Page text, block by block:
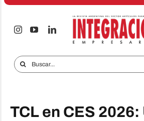
Saltar
Buscar:
TCL en CES